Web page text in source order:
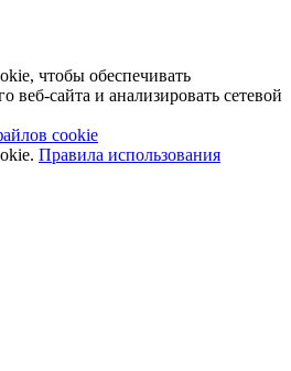
чтобы обеспечивать
веб-сайта и анализировать сетевой
cookie
Правила использования